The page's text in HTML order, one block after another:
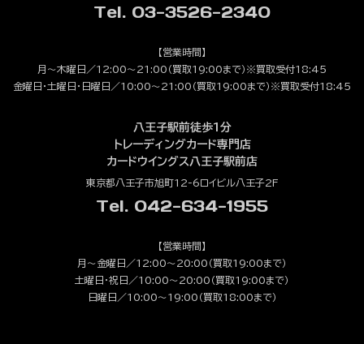
Tel. 03-3526-2340
【営業時間】
月～木曜日／12:00～21:00（買取19:00まで）※買取受付18:45
金曜日・土曜日・日曜日／10:00～21:00（買取19:00まで）※買取受付18:45
八王子駅前徒歩1分
トレーディングカード専門店
カードウイングス八王子駅前店
東京都八王子市旭町12-6ロイビル八王子2F
Tel. 042-634-1955
【営業時間】
月～金曜日／12:00～20:00（買取19:00まで）
土曜日・祝日／10:00～20:00（買取19:00まで）
日曜日／10:00～19:00（買取18:00まで）